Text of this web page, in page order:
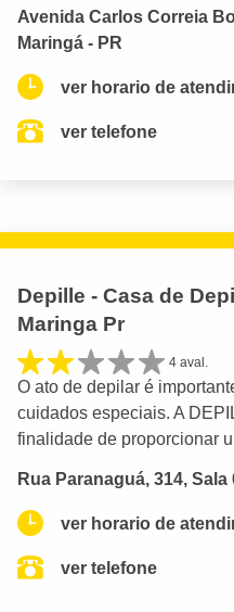
Avenida Carlos Correia
Maringá - PR
ver horario de
ver telefone
Depille - Casa de
Maringa Pr
4 aval.
O ato de depilar é
cuidados especiais. A
finalidade de proporcionar
Rua Paranaguá, 314,
ver horario de
ver telefone